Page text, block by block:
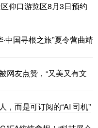
仰口游览区8月3日预约
中国寻根之旅”夏令营曲靖
网友点赞，“又美又有文
，而是可订阅的“AI 司机”